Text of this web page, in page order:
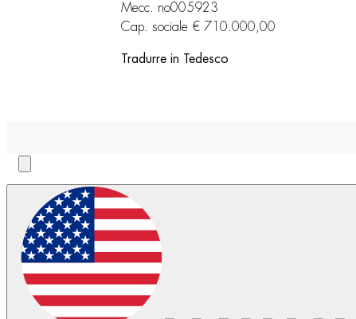
Mecc. no005923
Cap. sociale € 710.000,00
Tradurre in Tedesco